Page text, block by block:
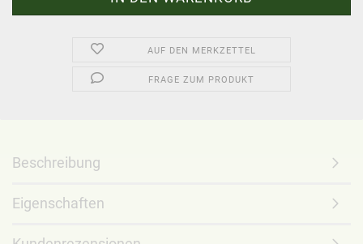
AUF DEN MERKZETTEL
FRAGE ZUM PRODUKT
Beschreibung
Eigenschaften